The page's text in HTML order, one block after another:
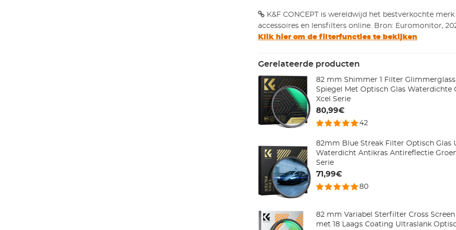
K&F CONCEPT is wereldwijd het bestverkochte
accessoires en lensfilters online. Bron: Euromonitor,
Klik hier om de filterfuncties te bekijken
Gerelateerde producten
82 mm Shimmer 1 Filter
Spiegel Met Optisch Glas Waterdichte
Xcel Serie
80,99€
42
82mm Blue Streak Filter Optisch Glas
Waterdicht Antikras Antireflectie
Serie
71,99€
80
82 mm Variabel Sterfilter Cross
met 18 Laags Coating Ultraslank